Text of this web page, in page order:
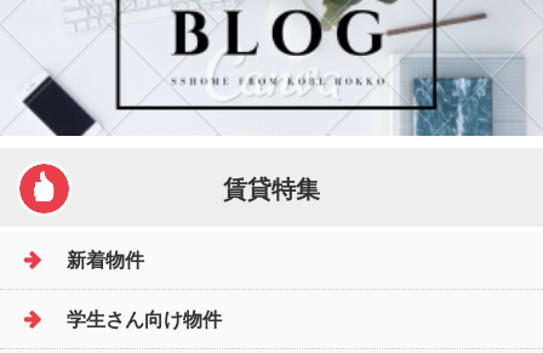
賃貸特集
新着物件
学生さん向け物件